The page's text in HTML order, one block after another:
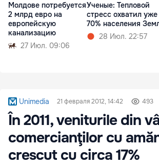
Молдове потребуется
2 млрд евро на
европейскую
канализацию
27 Июл. 09:06
Ученые: Тепловой
стресс охватил уже
70% населения
28 Июл. 22:57
Unimedia 21 февраля 2012, 14:42 493
În 2011, veniturile din
comercianţilor cu
crescut cu circa 17%